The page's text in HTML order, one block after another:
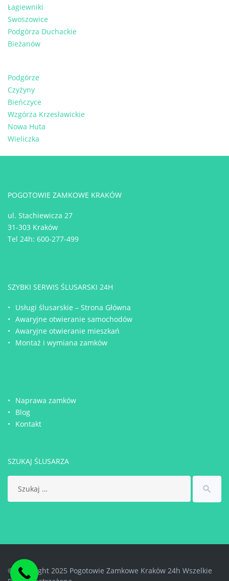
Łagiewniki
Swoszowice
Podgórza Duchackie
Bieżanów
Podgórze
Czyżyny
Bieńczyce
Wzgórza Krzesławickie
Nowa Huta
Wieliczka
POGOTOWIE ZAMKOWE KRAKÓW
ul. Stachiewicza 27
31-303 Kraków
Tel 24h: 600-277-499
SZYBKI SERWIS ŚLUSARSKI 24H
Usługi ślusarskie – Strona Główna
Awaryjne otwieranie samochodów
Awaryjne otwieranie mieszkań
Montaż i wymiana zamków
Naprawa zamków
Blog
Kontakt
SZUKAJ ŚLUSARZA
for:
search
© Copyright 2025 Pogotowie Zamkowe Kraków 24h Wszelkie